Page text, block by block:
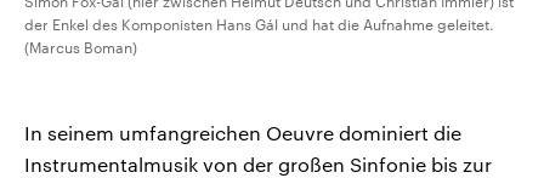
der Enkel des Komponisten Hans Gál und hat die Aufnahme geleitet.
(Marcus Boman)
In seinem umfangreichen Oeuvre dominiert die
Instrumentalmusik von der großen Sinfonie bis zur